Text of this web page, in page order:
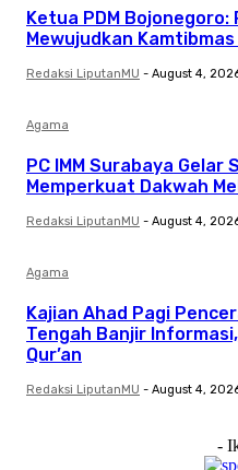
Ketua PDM
Mewujudkan
Redaksi LiputanMU - August 4,
Agama
PC IMM Surabaya Gelar
Memperkuat Dakwah
Redaksi LiputanMU - August 4,
Agama
Kajian Ahad Pagi
Tengah Banjir
Qur’an
Redaksi LiputanMU - August 4,
-